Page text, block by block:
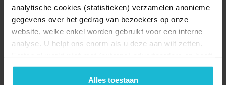
analytische cookies (statistieken) verzamelen anonieme
gegevens over het gedrag van bezoekers op onze
website, welke enkel worden gebruikt voor een interne
analyse. U helpt ons enorm als u deze aan wilt zetten.
geen commerciële doelstelling. U kunt deze cookies via
de knoppen accepteren, beheren of weigeren.
Alles toestaan